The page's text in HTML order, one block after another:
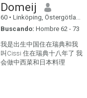
Domeij
60 • Linköping, Östergötland, Suecia
Buscando: Hombre 62 - 73
我是出生中国住在瑞典和我
叫Cissi 住在瑞典十八年了 我
会做中西菜和日本料理